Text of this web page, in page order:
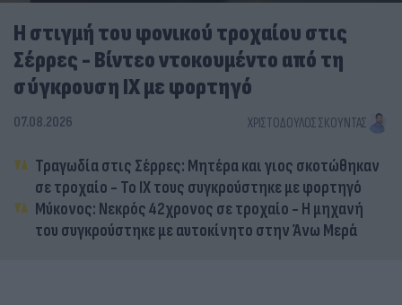
Η στιγμή του φονικού τροχαίου στις
Σέρρες - Βίντεο ντοκουμέντο από τη
σύγκρουση ΙΧ με φορτηγό
07.08.2026 ΧΡΙΣΤΌΔΟΥΛΟΣ ΣΚΟΎΝΤΑΣ
Τραγωδία στις Σέρρες: Μητέρα και γιος σκοτώθηκαν
σε τροχαίο - Το ΙΧ τους συγκρούστηκε με φορτηγό
Μύκονος: Νεκρός 42χρονος σε τροχαίο - Η μηχανή
του συγκρούστηκε με αυτοκίνητο στην Άνω Μερά